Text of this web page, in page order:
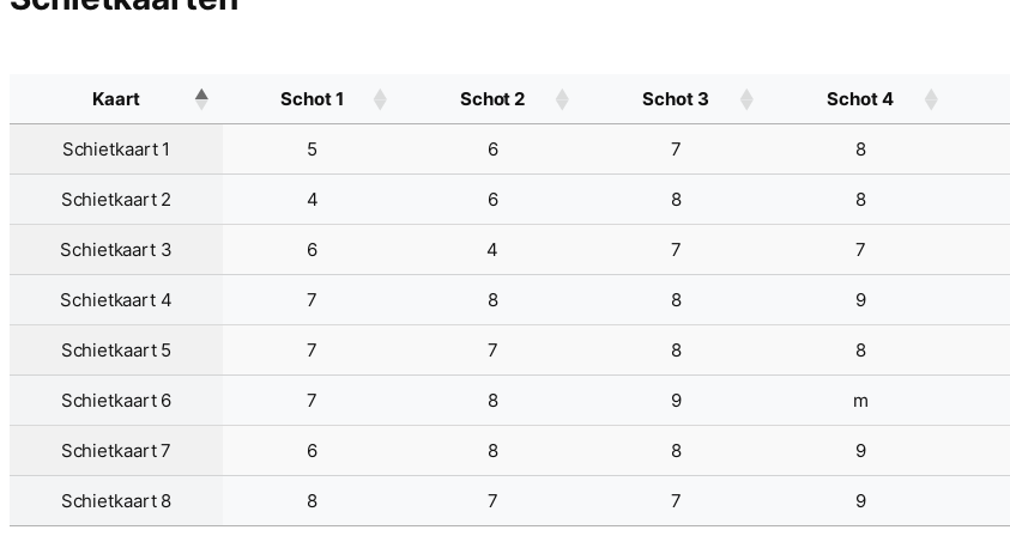
Kaart Schot 1 Schot 2 Schot 3 Schot 4
Schietkaart 1 5 6 7 8
Schietkaart 2 4 6 8 8
Schietkaart 3 6 4 7 7
Schietkaart 4 7 8 8 9
Schietkaart 5 7 7 8 8
Schietkaart 6 7 8 9 m
Schietkaart 7 6 8 8 9
Schietkaart 8 8 7 7 9